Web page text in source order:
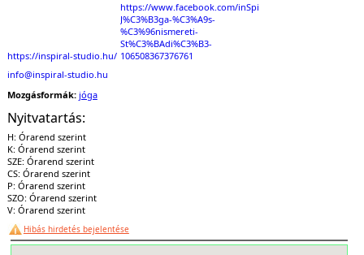
https://inspiral-studio.hu/
https://www.facebook.com/inSpir%C3%A1l-
J%C3%B3ga-%C3%A9s-
%C3%96nismereti-
St%C3%BAdi%C3%B3-
106508367376761
info@inspiral-studio.hu
Mozgásformák: jóga
Nyitvatartás:
H: Órarend szerint
K: Órarend szerint
SZE: Órarend szerint
CS: Órarend szerint
P: Órarend szerint
SZO: Órarend szerint
V: Órarend szerint
Hibás hirdetés bejelentése